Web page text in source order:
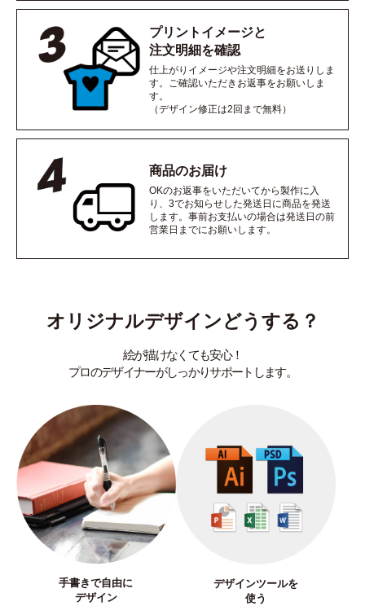
プリントイメージと
注文明細を確認
仕上がりイメージや注文明細をお送りしま
す。ご確認いただきお返事をお願いしま
す。
（デザイン修正は2回まで無料）
商品のお届け
OKのお返事をいただいてから製作に入
り、3でお知らせした発送日に商品を発送
します。事前お支払いの場合は発送日の前
営業日までにお願いします。
オリジナルデザインどうする？
絵が描けなくても安心！
プロのデザイナーがしっかりサポートします。
手書きで自由に
デザイン
デザインツールを
使う